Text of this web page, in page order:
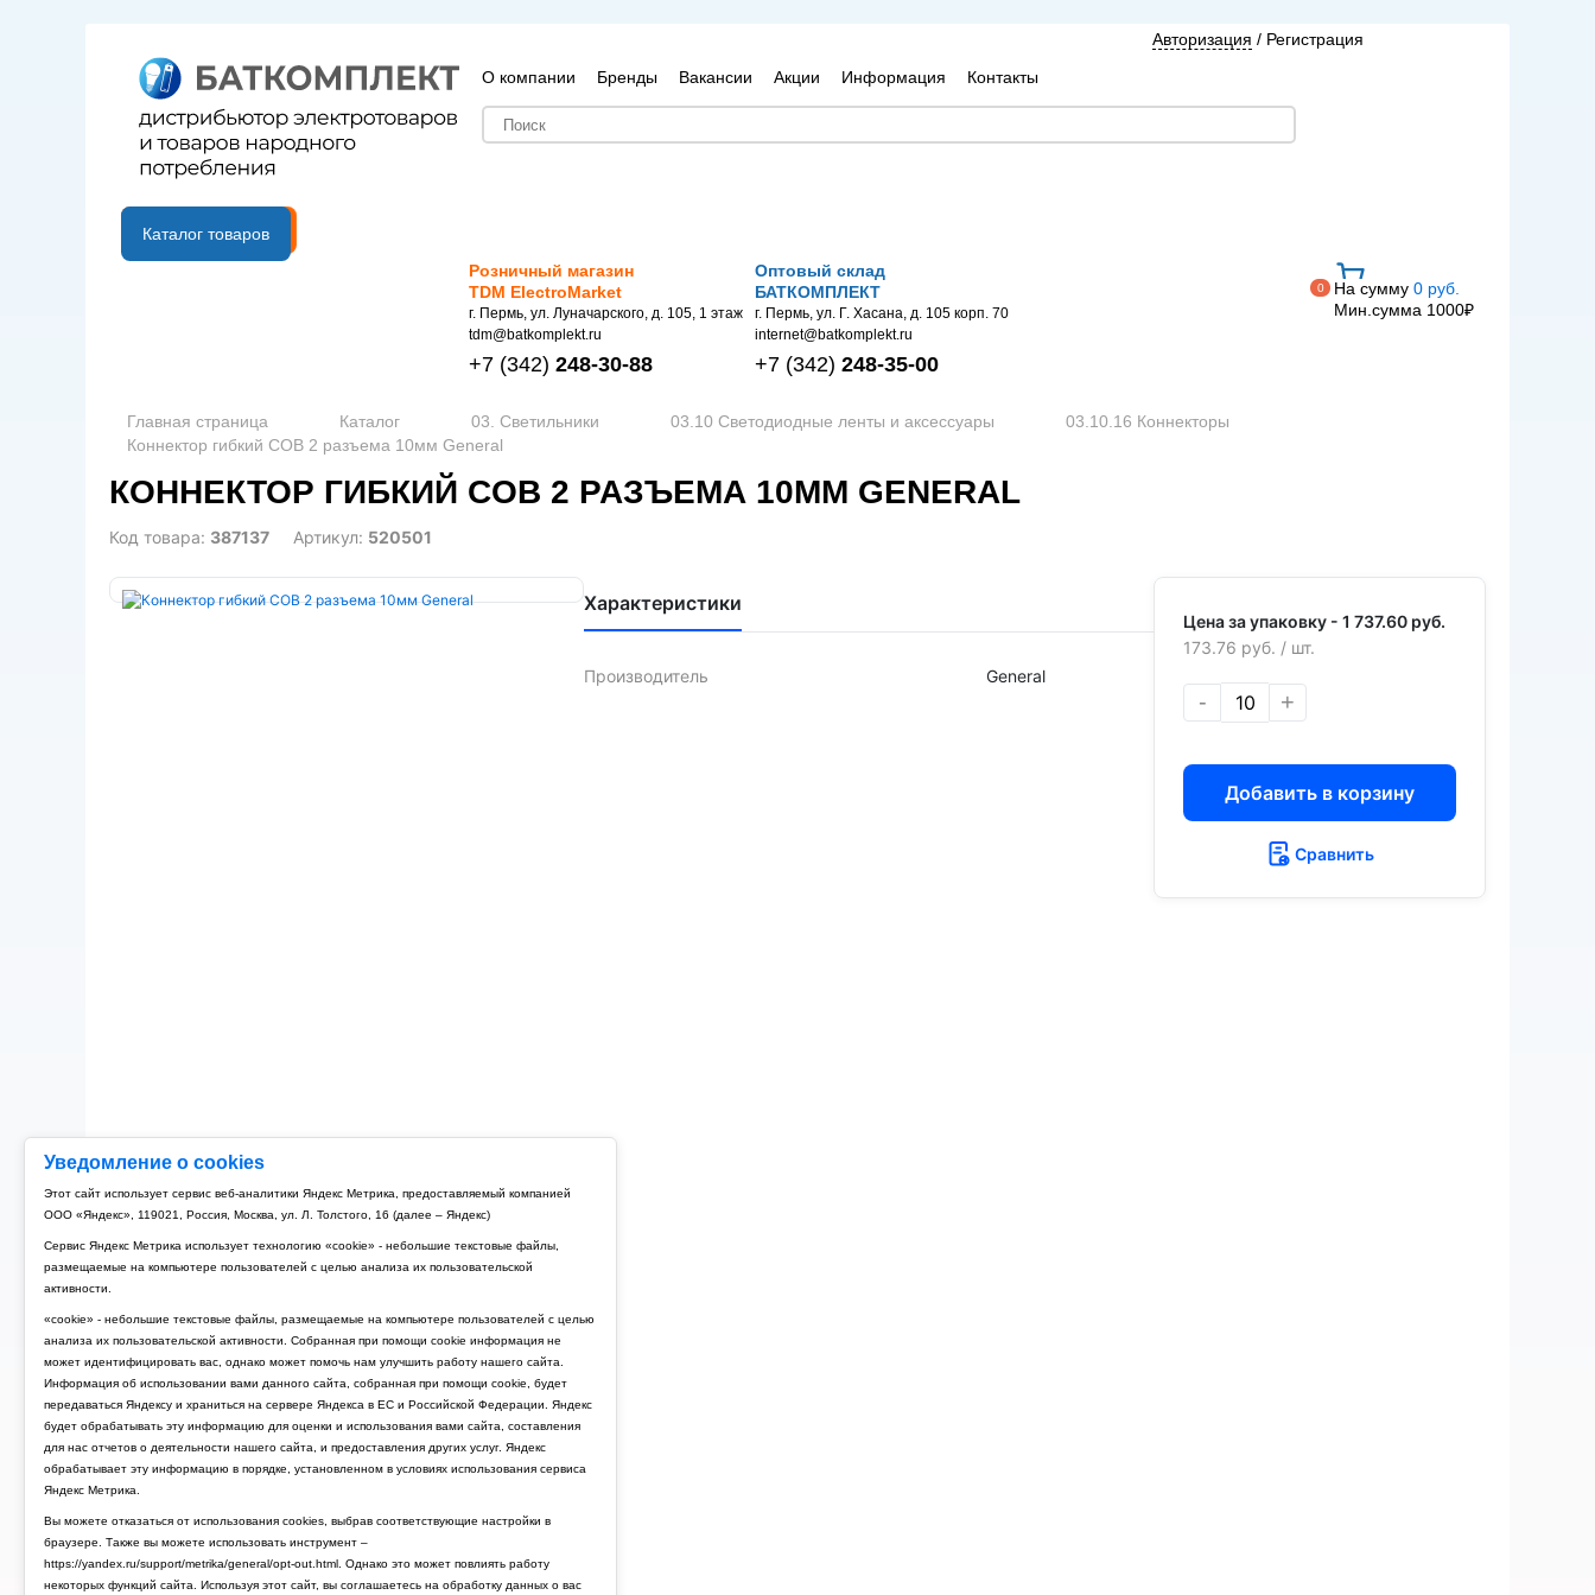
Уведомление о cookies
Этот сайт использует сервис веб-аналитики Яндекс Метрика, предоставляемый компанией
ООО «Яндекс», 119021, Россия, Москва, ул. Л. Толстого, 16 (далее – Яндекс)
Сервис Яндекс Метрика использует технологию «cookie» - небольшие текстовые файлы,
размещаемые на компьютере пользователей с целью анализа их пользовательской
активности.
«cookie» - небольшие текстовые файлы, размещаемые на компьютере пользователей с целью
анализа их пользовательской активности. Собранная при помощи cookie информация не
может идентифицировать вас, однако может помочь нам улучшить работу нашего сайта.
Информация об использовании вами данного сайта, собранная при помощи cookie, будет
передаваться Яндексу и храниться на сервере Яндекса в ЕС и Российской Федерации. Яндекс
будет обрабатывать эту информацию для оценки и использования вами сайта, составления
для нас отчетов о деятельности нашего сайта, и предоставления других услуг. Яндекс
обрабатывает эту информацию в порядке, установленном в условиях использования сервиса
Яндекс Метрика.
Вы можете отказаться от использования cookies, выбрав соответствующие настройки в
браузере. Также вы можете использовать инструмент –
https://yandex.ru/support/metrika/general/opt-out.html. Однако это может повлиять работу
некоторых функций сайта. Используя этот сайт, вы соглашаетесь на обработку данных о вас
О компании Бренды Вакансии Акции Информация Контакты
Авторизация / Регистрация
B2B портал
Каталог товаров
Розничный магазин
TDM ElectroMarket
г. Пермь, ул. Луначарского, д. 105, 1 этаж
tdm@batkomplekt.ru
+7 (342) 248-30-88
Оптовый склад
БАТКОМПЛЕКТ
г. Пермь, ул. Г. Хасана, д. 105 корп. 70
internet@batkomplekt.ru
+7 (342) 248-35-00
0 На сумму 0 руб.
Мин.сумма 1000₽
Главная страница Каталог 03. Светильники 03.10 Светодиодные ленты и аксессуары
03.10.16 Коннекторы
Коннектор гибкий COB 2 разъема 10мм General
КОННЕКТОР ГИБКИЙ COB 2 РАЗЪЕМА 10ММ GENERAL
Код товара: 387137 Артикул: 520501
Характеристики
Производитель General
Цена за упаковку - 1 737.60 руб.
173.76 руб. / шт.
- +
Добавить в корзину
Сравнить